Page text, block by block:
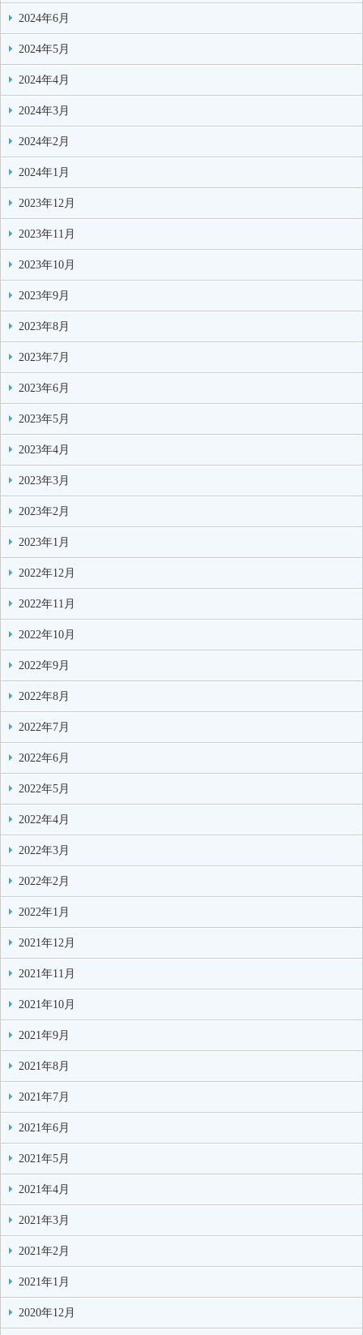
2024年6月
2024年5月
2024年4月
2024年3月
2024年2月
2024年1月
2023年12月
2023年11月
2023年10月
2023年9月
2023年8月
2023年7月
2023年6月
2023年5月
2023年4月
2023年3月
2023年2月
2023年1月
2022年12月
2022年11月
2022年10月
2022年9月
2022年8月
2022年7月
2022年6月
2022年5月
2022年4月
2022年3月
2022年2月
2022年1月
2021年12月
2021年11月
2021年10月
2021年9月
2021年8月
2021年7月
2021年6月
2021年5月
2021年4月
2021年3月
2021年2月
2021年1月
2020年12月